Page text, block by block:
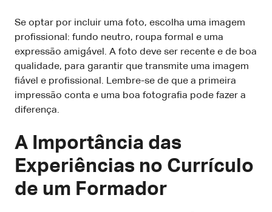
Se optar por incluir uma foto, escolha uma imagem
profissional: fundo neutro, roupa formal e uma
expressão amigável. A foto deve ser recente e de boa
qualidade, para garantir que transmite uma imagem
fiável e profissional. Lembre-se de que a primeira
impressão conta e uma boa fotografia pode fazer a
diferença.
A Importância das
Experiências no Currículo
de um Formador